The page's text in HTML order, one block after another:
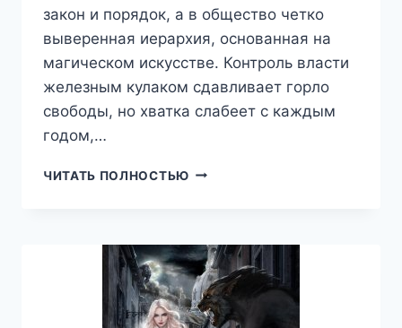
закон и порядок, а в общество четко
выверенная иерархия, основанная на
магическом искусстве. Контроль власти
железным кулаком сдавливает горло
свободы, но хватка слабеет с каждым
годом,…
ЧИТАТЬ ПОЛНОСТЬЮ СМЕРТНЫЙ
НОЧЬ,
АЛЕКС
КИН